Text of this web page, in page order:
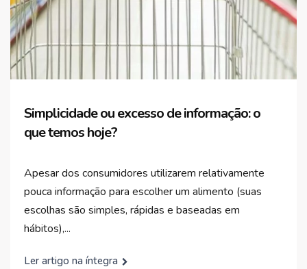
Simplicidade ou excesso de informação: o
que temos hoje?
Apesar dos consumidores utilizarem relativamente
pouca informação para escolher um alimento (suas
escolhas são simples, rápidas e baseadas em
hábitos),...
Ler artigo na íntegra